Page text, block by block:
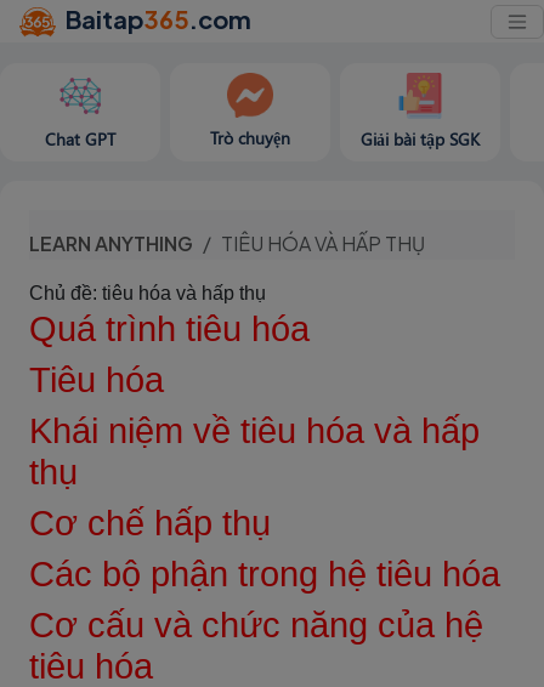
Baitap365.com
Chat GPT Trò chuyện Giải bài tập SGK
LEARN ANYTHING TIÊU HÓA VÀ HẤP THỤ
Chủ đề: tiêu hóa và hấp thụ
Quá trình tiêu hóa
Tiêu hóa
Khái niệm về tiêu hóa và hấp
thụ
Cơ chế hấp thụ
Các bộ phận trong hệ tiêu hóa
Cơ cấu và chức năng của hệ
tiêu hóa